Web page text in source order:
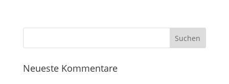
Neueste Kommentare